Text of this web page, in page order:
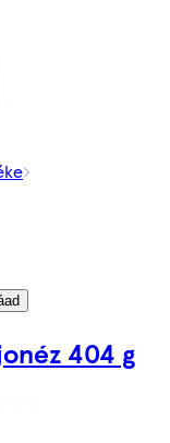
404 g